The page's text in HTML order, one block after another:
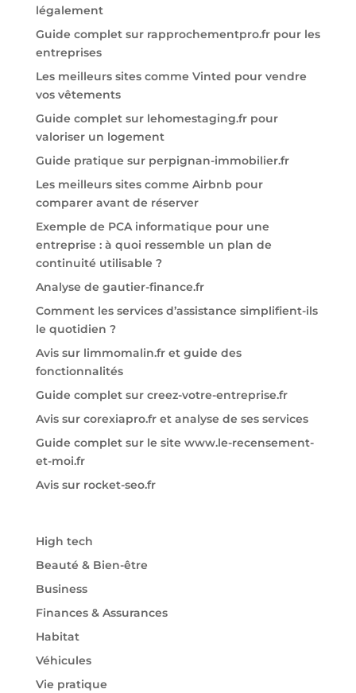
légalement
Guide complet sur rapprochementpro.fr pour les
entreprises
Les meilleurs sites comme Vinted pour vendre
vos vêtements
Guide complet sur lehomestaging.fr pour
valoriser un logement
Guide pratique sur perpignan-immobilier.fr
Les meilleurs sites comme Airbnb pour
comparer avant de réserver
Exemple de PCA informatique pour une
entreprise : à quoi ressemble un plan de
continuité utilisable ?
Analyse de gautier-finance.fr
Comment les services d’assistance simplifient-ils
le quotidien ?
Avis sur limmomalin.fr et guide des
fonctionnalités
Guide complet sur creez-votre-entreprise.fr
Avis sur corexiapro.fr et analyse de ses services
Guide complet sur le site www.le-recensement-
et-moi.fr
Avis sur rocket-seo.fr
High tech
Beauté & Bien-être
Business
Finances & Assurances
Habitat
Véhicules
Vie pratique